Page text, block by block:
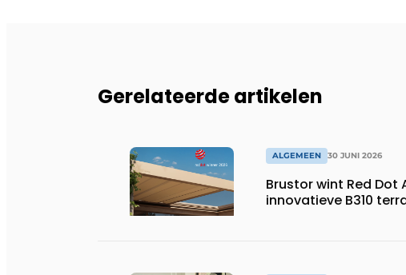
Gerelateerde artikelen
ALGEMEEN 30 JUNI 2026
Brustor wint Red Dot
innovatieve B310